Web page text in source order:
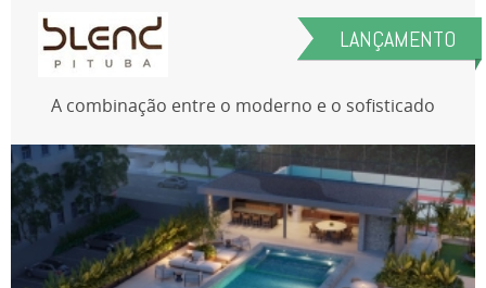
A combinação entre o moderno e o sofisticado
LANÇAMENTO